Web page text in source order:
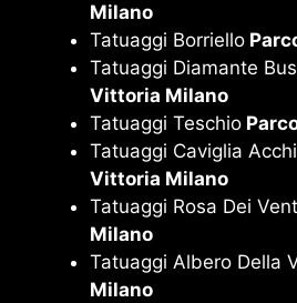
Milano
Tatuaggi Borriello
Tatuaggi Diamante
Vittoria Milano
Tatuaggi Teschio
Tatuaggi Caviglia
Vittoria Milano
Tatuaggi Rosa Dei
Milano
Tatuaggi Albero Della
Milano